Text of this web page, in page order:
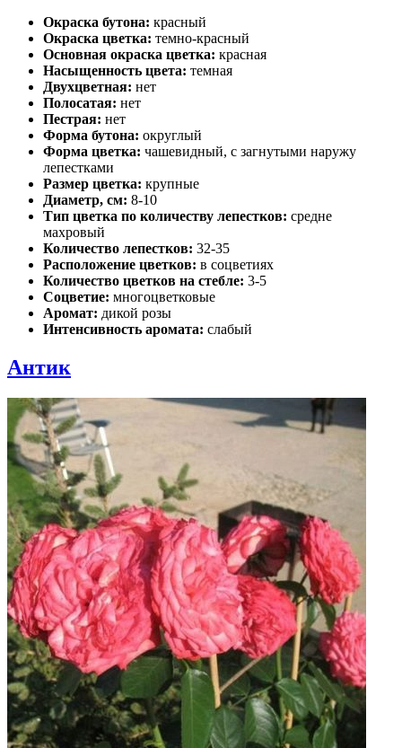
Окраска бутона: красный
Окраска цветка: темно-красный
Основная окраска цветка: красная
Насыщенность цвета: темная
Двухцветная: нет
Полосатая: нет
Пестрая: нет
Форма бутона: округлый
Форма цветка: чашевидный, с загнутыми наружу
лепестками
Размер цветка: крупные
Диаметр, см: 8-10
Тип цветка по количеству лепестков: средне
махровый
Количество лепестков: 32-35
Расположение цветков: в соцветиях
Количество цветков на стебле: 3-5
Соцветие: многоцветковые
Аромат: дикой розы
Интенсивность аромата: слабый
Антик